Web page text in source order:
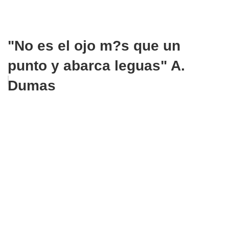
"No es el ojo m?s que un
punto y abarca leguas" A.
Dumas